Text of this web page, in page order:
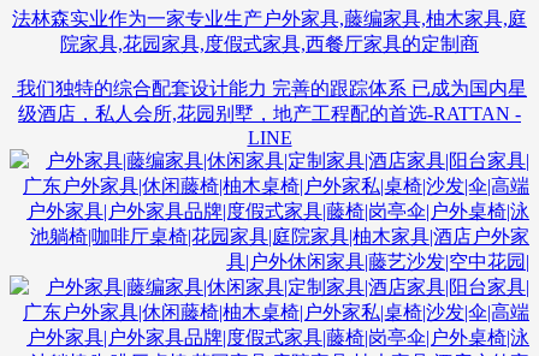
法林森实业作为一家专业生产户外家具,藤编家具,柚木家具,庭
院家具,花园家具,度假式家具,西餐厅家具的定制商
我们独特的综合配套设计能力 完善的跟踪体系 已成为国内星
级酒店，私人会所,花园别墅，地产工程配的首选-RATTAN -
LINE